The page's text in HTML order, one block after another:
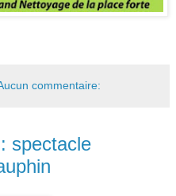
commentaire:
spectacle